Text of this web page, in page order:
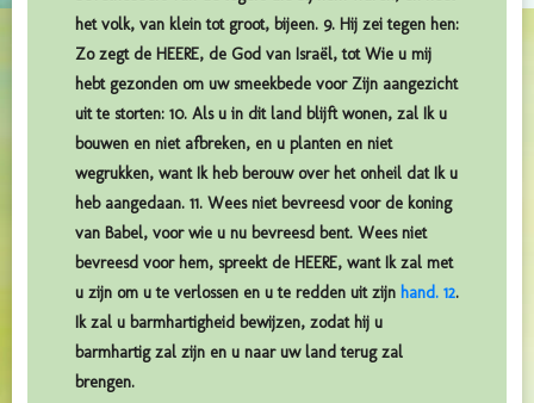
het volk, van klein tot groot, bijeen. 9. Hij zei tegen hen:
Zo zegt de HEERE, de God van Israël, tot Wie u mij
hebt gezonden om uw smeekbede voor Zijn aangezicht
uit te storten: 10. Als u in dit land blijft wonen, zal Ik u
bouwen en niet afbreken, en u planten en niet
wegrukken, want Ik heb berouw over het onheil dat Ik u
heb aangedaan. 11. Wees niet bevreesd voor de koning
van Babel, voor wie u nu bevreesd bent. Wees niet
bevreesd voor hem, spreekt de HEERE, want Ik zal met
u zijn om u te verlossen en u te redden uit zijn hand. 12.
Ik zal u barmhartigheid bewijzen, zodat hij u
barmhartig zal zijn en u naar uw land terug zal
brengen.